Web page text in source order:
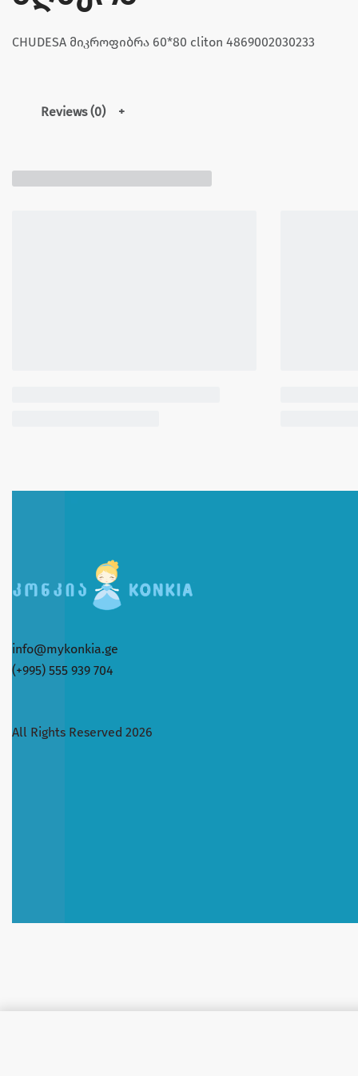
CHUDESA მიკროფიბრა 60*80 cliton 4869002030233
Reviews (0)
info@mykonkia.ge
(+995) 555 939 704
All Rights Reserved 2026